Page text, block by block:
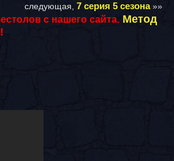
следующая, 7 серия 5 сезона»»
с нашего сайта. Метод
!